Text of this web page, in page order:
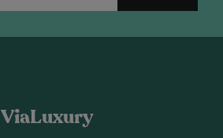
ViaLuxury